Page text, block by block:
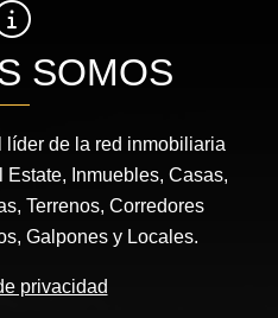
SOMOS
líder de la red inmobiliaria
Inmuebles, Casas,
Terrenos, Corredores
Galpones y Locales.
privacidad